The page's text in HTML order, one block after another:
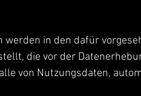
in den dafür
die vor der
von Nutzungsdaten,